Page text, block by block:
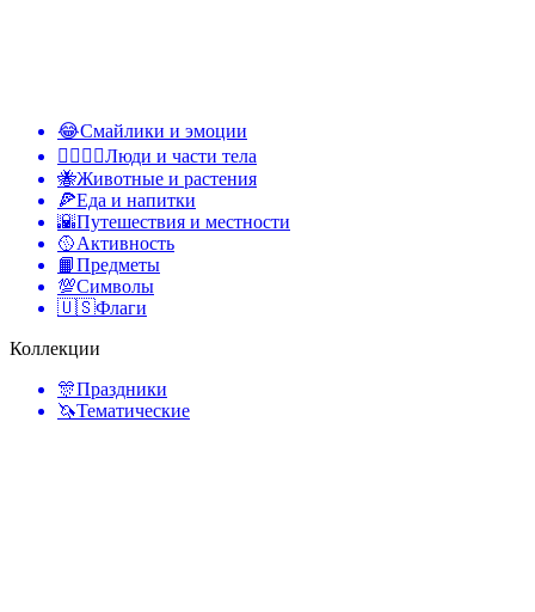
😂Смайлики и эмоции
👩‍❤️‍💋‍👨Люди и части тела
🐝Животные и растения
🍕Еда и напитки
🌇Путешествия и местности
🥎Активность
📙Предметы
💯Символы
🇺🇸Флаги
Коллекции
🎊Праздники
🦄Тематические